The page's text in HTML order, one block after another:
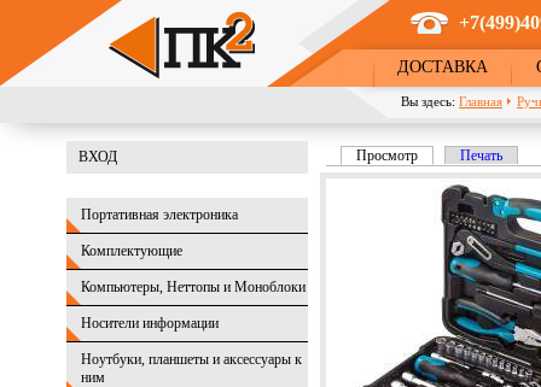
Перейти к основному содержанию
ДОСТАВКА
Вы здесь: Главная
ВХОД
Портативная электроника
Комплектующие
Компьютеры, Неттопы и Моноблоки
Носители информации
Ноутбуки, планшеты и аксессуары к
ним
Главные вкладки
Просмотр (активная вкладка)
Печать